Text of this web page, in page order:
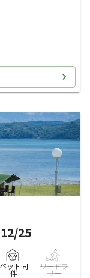
25
ペット同
伴
リードフ
リー